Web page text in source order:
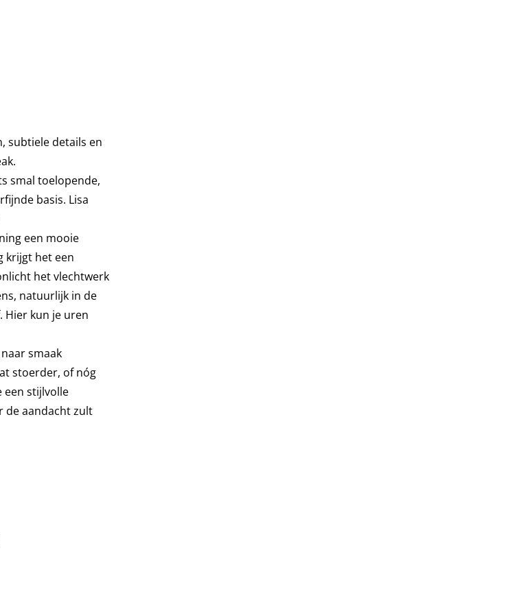
subtiele details en
smal toelopende,
basis. Lisa
een mooie
krijgthet een
het vlechtwerk
, natuurlijk in de
Hier kun je uren
smaak
stoerder, of nóg
een stijlvolle
de aandacht zult